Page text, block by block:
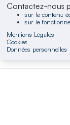
Contactez-nous
sur le contenu
sur le
Mentions Légales
Cookies
Données personnelles